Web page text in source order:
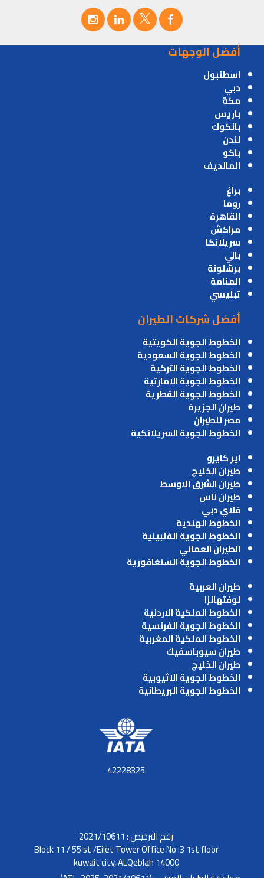
أفضل الوجهات
اسطنبول
دبي
مكة
باريس
بانكوك
لندن
باكو
المالديف
براغ
روما
القاهرة
مراكش
سريلانكا
بالي
برشلونة
المنامة
تبليسي
أفضل شركات الطيران
الخطوط الجوية الكويتية
الخطوط الجوية السعودية
الخطوط الجوية التركية
الخطوط الجوية الامارتية
الخطوط الجوية القطرية
طيران الجزيرة
مصر للطيران
الخطوط الجوية السريلانكية
اير كايرو
طيران الخليج
طيران الشرق الاوسط
طيران ناس
فلاي دبي
الخطوط الهندية
الخطوط الجوية الفلبينية
الطيران العماني
الخطوط الجوية السنغافورية
طيران العربية
لوفتهانزا
الخطوط الملكية الاردنية
الخطوط الجوية الفرنسية
الخطوط الملكية المغربية
طيران سيوباسفيك
طيران الخليج
الخطوط الجوية الاثيوبية
الخطوط الجوية البريطانية
42228325
رقم الترخيص : 2021/10611
Block 11 / 55 st /Eilet Tower Office No :3 1st floor
kuwait city, ALQeblah 14000